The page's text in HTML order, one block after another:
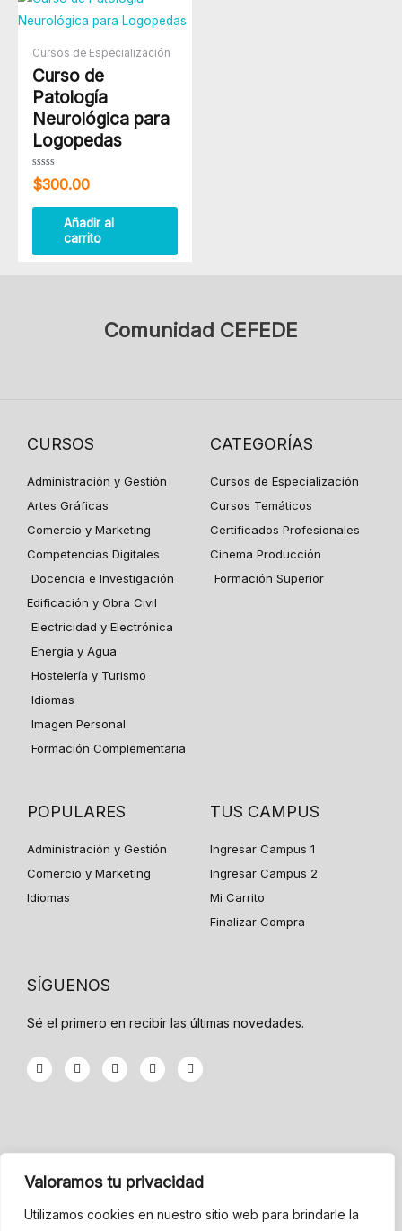
Valoramos tu privacidad
Utilizamos cookies en nuestro sitio web para brindarle la
Cursos de Especialización
Curso de
Patología
Neurológica para
Logopedas
Valorado
con
de
$300.00
Añadir al
carrito
Comunidad CEFEDE
CURSOS
Administración y Gestión
Artes Gráficas
Comercio y Marketing
Competencias Digitales
Docencia e Investigación
Edificación y Obra Civil
Electricidad y Electrónica
Energía y Agua
Hostelería y Turismo
Idiomas
Imagen Personal
Formación Complementaria
CATEGORÍAS
Cursos de Especialización
Cursos Temáticos
Certificados Profesionales
Cinema Producción
Formación Superior
POPULARES
Administración y Gestión
Comercio y Marketing
Idiomas
TUS CAMPUS
Ingresar Campus 1
Ingresar Campus 2
Mi Carrito
Finalizar Compra
SÍGUENOS
Sé el primero en recibir las últimas novedades.
F
a
c
k
f
T
w
i
G
o
o
p
u
s
g
Y
o
u
I
n
s
a
INFORMACIÓN
Menu